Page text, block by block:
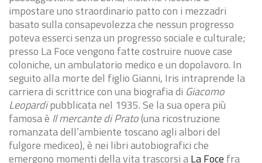
impostare uno straordinario patto con i mezzadri
basato sulla consapevolezza che nessun progresso
poteva esserci senza un progresso sociale e culturale;
presso La Foce vengono fatte costruire nuove case
coloniche, un ambulatorio medico e un dopolavoro. In
seguito alla morte del figlio Gianni, Iris intraprende la
carriera di scrittrice con una biografia di Giacomo
Leopardipubblicata nel 1935. Se la sua opera più
famosa è Il mercante di Prato(una ricostruzione
romanzata dell’ambiente toscano agli albori del
fulgore mediceo), è nei libri autobiografici che
emergono momenti della vita trascorsi aLa Foce fra